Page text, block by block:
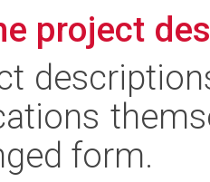
project
form.